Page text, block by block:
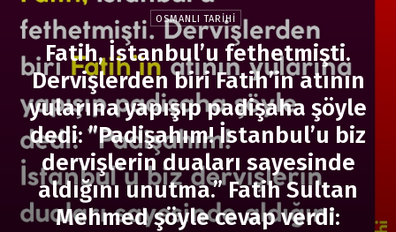
OSMANLI TARIHI
Fatih, İstanbul’u fethetmişti.
Dervişlerden biri Fatih’in atının
yularına yapışıp padişaha şöyle
dedi: ”Padişahım! İstanbul’u biz
dervişlerin duaları sayesinde
aldığını unutma.” Fatih Sultan
Mehmed şöyle cevap verdi: